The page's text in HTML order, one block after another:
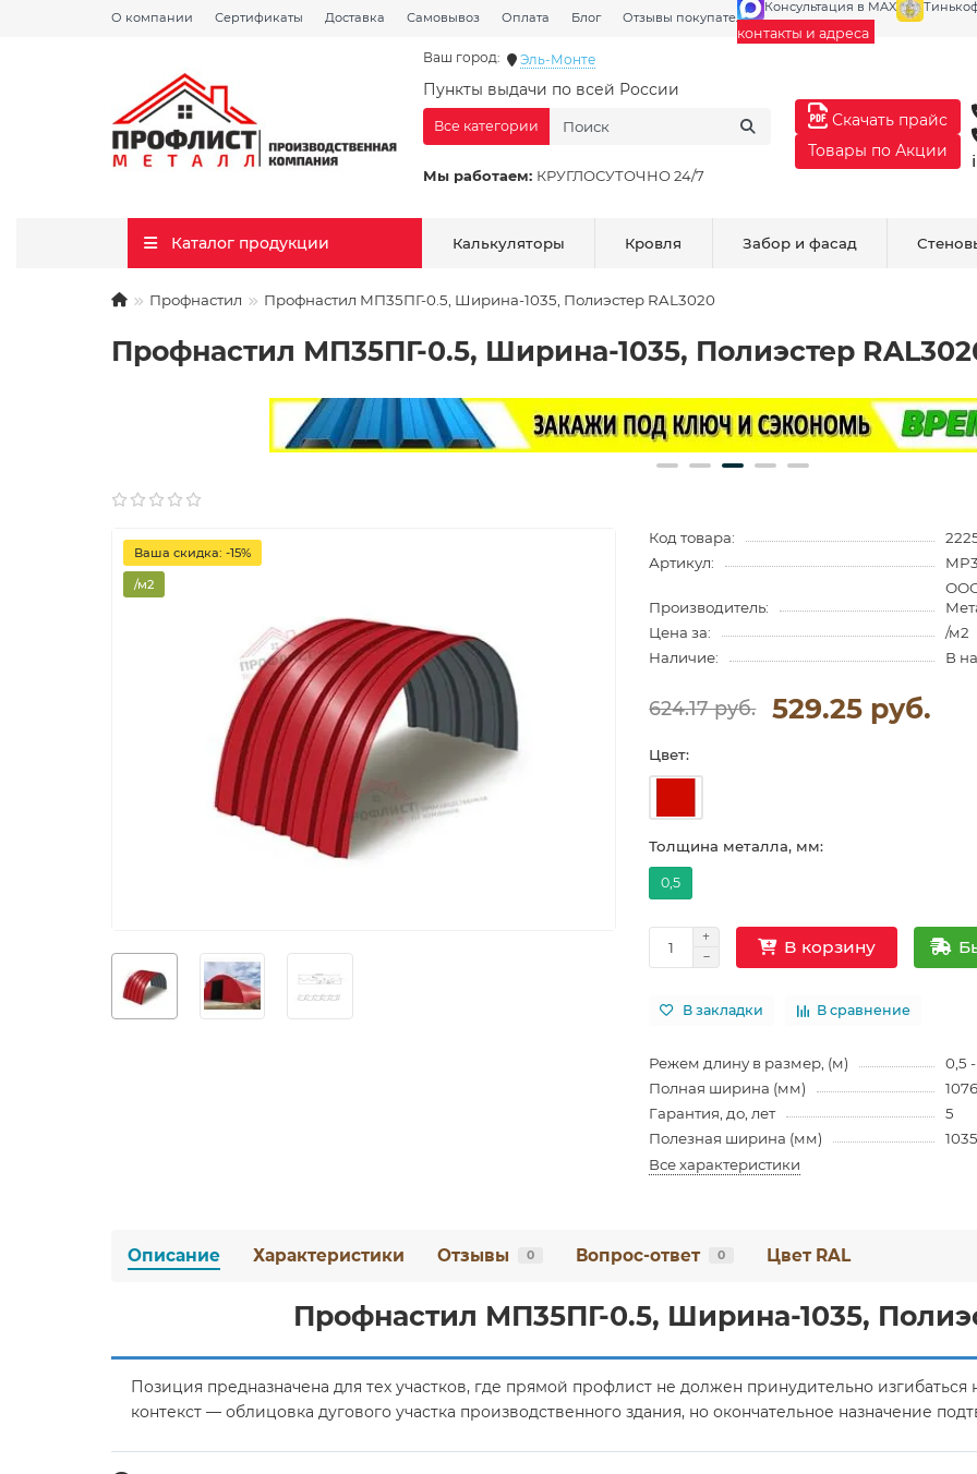
О компании Сертификаты Доставка Самовывоз Оплата Блог Отзывы покупателей Галерея
Консультация в MAX
контакты и адреса
Ваш город: Эль-Монте
Пункты выдачи по всей России
Мы работаем: КРУГЛОСУТОЧНО 24/7
Все категории
Скачать прайс
Товары по Акции
Каталог продукции Калькуляторы Кровля Забор и фасад
Профнастил Профнастил МП35ПГ-0.5, Ширина-1035, Полиэстер RAL3020
Профнастил МП35ПГ-0.5, Ширина-1035, Полиэстер
Ваша скидка: -15%
/м2
Код товара:
Артикул:
Производитель:
Цена за:
/м2
Наличие:
В
624.17 руб. 529.25 руб.
Цвет:
Толщина металла, мм:
0,5
В корзину
В закладки В сравнение
Режем длину в размер, (м)
0,5
Полная ширина (мм)
1076
Гарантия, до, лет
5
Полезная ширина (мм)
1035
Все характеристики
Описание Характеристики Отзывы 0 Вопрос-ответ 0 Цвет RAL
Профнастил МП35ПГ-0.5, Ширина-1035,
Позиция предназначена для тех участков, где прямой профлист не должен принудительно изгибаться
контекст — облицовка дугового участка производственного здания, но окончательное назначение